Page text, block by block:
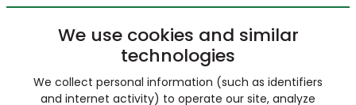
We use cookies and similar
technologies
We collect personal information (such as identifiers
and internet activity) to operate our site, analyze